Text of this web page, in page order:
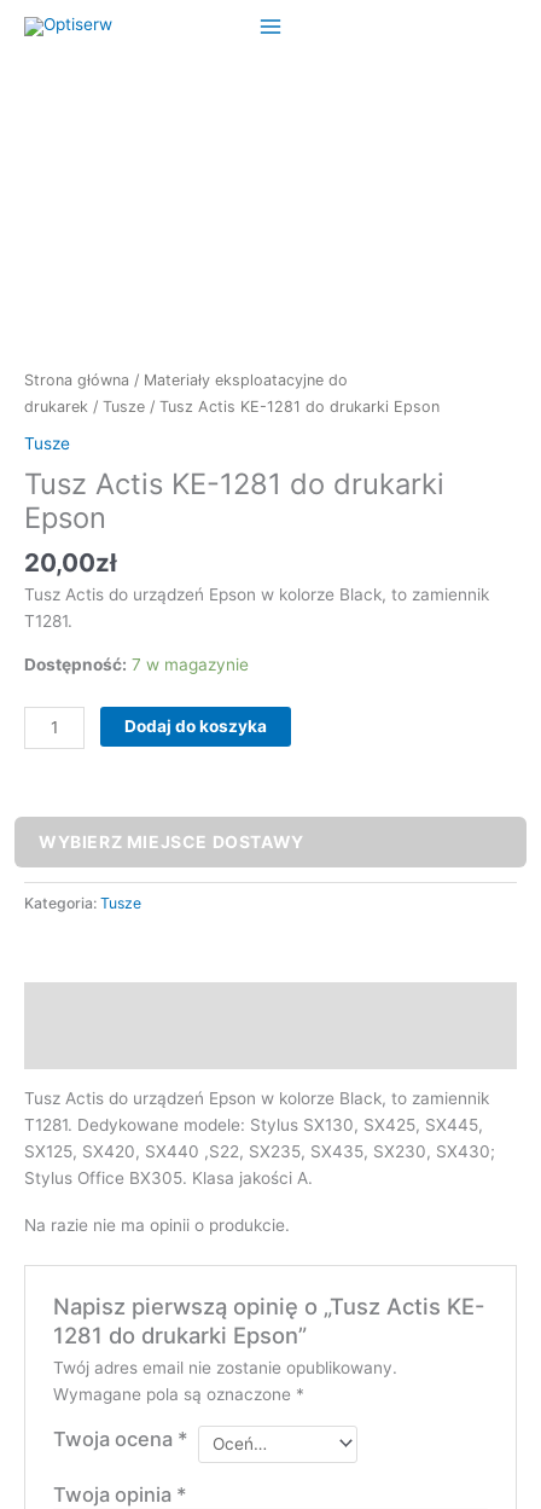
Strona główna / Materiały eksploatacyjne do
drukarek / Tusze / Tusz Actis KE-1281 do drukarki Epson
Tusze
Tusz Actis KE-1281 do drukarki
Epson
20,00zł
Tusz Actis do urządzeń Epson w kolorze Black, to zamiennik
T1281.
Dostępność: 7 w magazynie
Actis
KE-
do
drukarki
Epson
Dodaj do koszyka
WYBIERZ MIEJSCE DOSTAWY
Kategoria: Tusze
Tusz Actis do urządzeń Epson w kolorze Black, to zamiennik
T1281. Dedykowane modele: Stylus SX130, SX425, SX445,
SX125, SX420, SX440 ,S22, SX235, SX435, SX230, SX430;
Stylus Office BX305. Klasa jakości A.
Na razie nie ma opinii o produkcie.
Napisz pierwszą opinię o „Tusz Actis KE-
1281 do drukarki Epson”
Twój adres email nie zostanie opublikowany.
Wymagane pola są oznaczone *
Twoja ocena *
Twoja opinia *